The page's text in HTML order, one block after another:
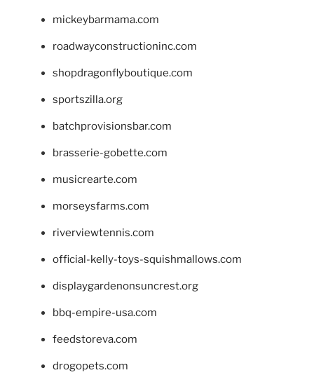
mickeybarmama.com
roadwayconstructioninc.com
shopdragonflyboutique.com
sportszilla.org
batchprovisionsbar.com
brasserie-gobette.com
musicrearte.com
morseysfarms.com
riverviewtennis.com
official-kelly-toys-squishmallows.com
displaygardenonsuncrest.org
bbq-empire-usa.com
feedstoreva.com
drogopets.com